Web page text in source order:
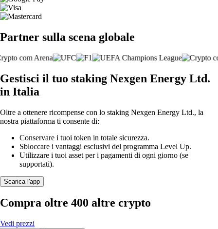
Partner sulla scena globale
Gestisci il tuo staking Nexgen Energy Ltd.
in Italia
Oltre a ottenere ricompense con lo staking Nexgen Energy Ltd., la
nostra piattaforma ti consente di:
Conservare i tuoi token in totale sicurezza.
Sbloccare i vantaggi esclusivi del programma Level Up.
Utilizzare i tuoi asset per i pagamenti di ogni giorno (se
supportati).
Scarica l'app
Compra oltre 400 altre crypto
Vedi prezzi